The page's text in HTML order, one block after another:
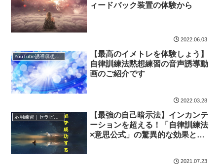
ィードバック装置の体験から
2022.06.03
YouTube誘導瞑想動画｜台本公開
【最高のイメトレを体験しょう】
自律訓練法黙想練習の音声誘導動
画のご紹介です
2022.03.28
応用練習｜セラピー効果
【最強の自己暗示法】インカンテ
ーションを超える！「自律訓練法
×意思公式」の驚異的な効果と
2021.07.23